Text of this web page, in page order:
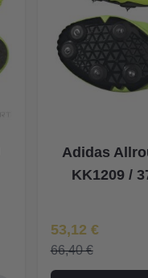
Adidas
KK1209 /
Īpaša Cena
53,12 €
66,40 €